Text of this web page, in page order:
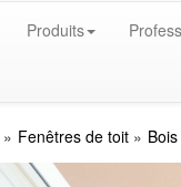
Produits
Fenêtres de toit